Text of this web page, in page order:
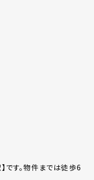
です。物件までは徒歩6